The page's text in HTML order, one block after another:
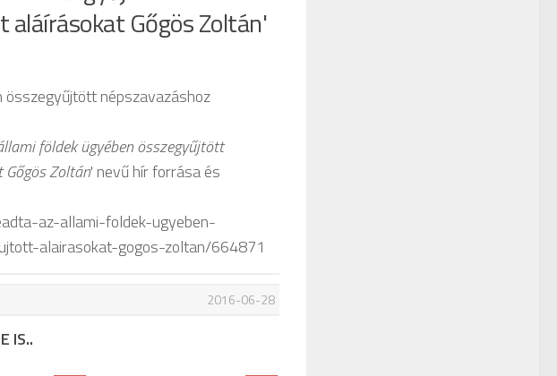
aláírásokat Gőgös Zoltán'
összegyűjtött népszavazáshoz
földek ügyében összegyűjtött
Zoltán' nevű hír forrása és
az-allami-foldek-ugyeben-
alairasokat-gogos-zoltan/664871
2016-06-28
IS..